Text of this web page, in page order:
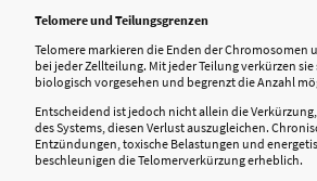
Telomere und Teilungsgrenzen
Telomere markieren die Enden der Chromosomen
bei jeder Zellteilung. Mit jeder Teilung verkürzen sie
biologisch vorgesehen und begrenzt die Anzahl
Entscheidend ist jedoch nicht allein die
des Systems, diesen Verlust auszugleichen.
Entzündungen, toxische Belastungen und
beschleunigen die Telomerverkürzung erheblich.